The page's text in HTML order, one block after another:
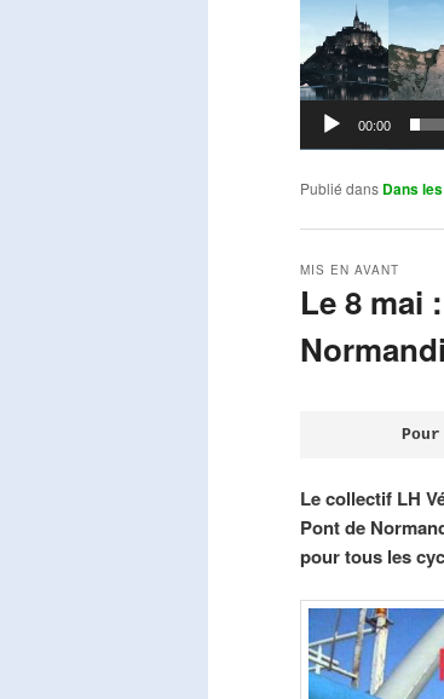
00:00
Publié dans Dans
Le 8 mai
MIS EN AVANT
Le collectif LH
Pont de
pour tous les